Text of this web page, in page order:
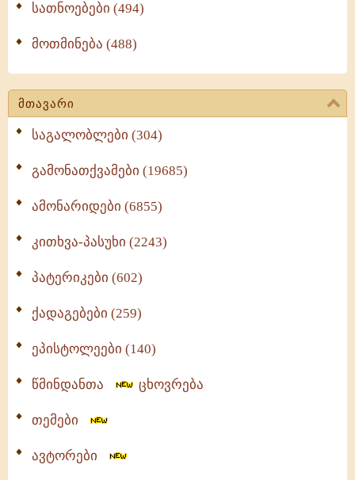
სათნოებები (494)
მოთმინება (488)
მთავარი
საგალობლები (304)
გამონათქვამები (19685)
ამონარიდები (6855)
კითხვა-პასუხი (2243)
პატერიკები (602)
ქადაგებები (259)
ეპისტოლეები (140)
წმინდანთა ცხოვრება
თემები
ავტორები